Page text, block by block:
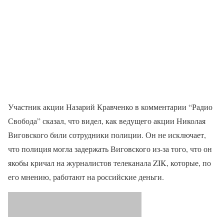
Участник акции Назарий Кравченко в комментарии “Радио
Свобода” сказал, что видел, как ведущего акции Николая
Виговского били сотрудники полиции. Он не исключает,
что полиция могла задержать Виговского из-за того, что он
якобы кричал на журналистов телеканала ZIK, которые, по
его мнению, работают на российские деньги.